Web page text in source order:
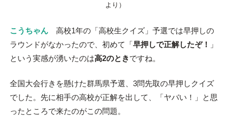
より）
こうちゃん高校1年の「高校生クイズ」予選では早押しの
ラウンドがなかったので、初めて「早押しで正解したぞ！
」
という実感が湧いたのは高2のときですね。
全国大会行きを懸けた群馬県予選、3問先取の早押しクイズ
でした。先に相手の高校が正解を出して、「ヤバい！」と思
ったところで来たのがこの問題。